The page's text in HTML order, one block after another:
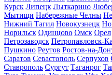
Курск Липецк Лыткарино
Мытищи Набережные Челны
Нижний Тагил Новокузнецк
Норильск Одинцово Омск Орел
Петрозаводск Петропавловск-
Пушкино Реутов Ростов-на-
Саратов Севастополь Серпухов
Ставрополь Сургут Таганрог